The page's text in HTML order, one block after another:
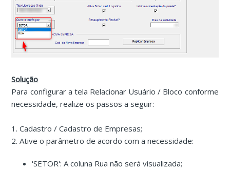
Solução
Para configurar a tela Relacionar Usuário / Bloco conforme
necessidade, realize os passos a seguir:
1. Cadastro / Cadastro de Empresas;
2. Ative o parâmetro de acordo com a necessidade:
'SETOR': A coluna Rua não será visualizada;